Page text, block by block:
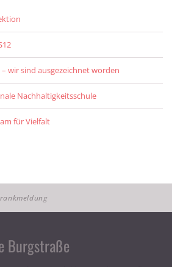
wir sind ausgezeichnet worden
Nachhaltigkeitsschule
für Vielfalt
Burgstraße